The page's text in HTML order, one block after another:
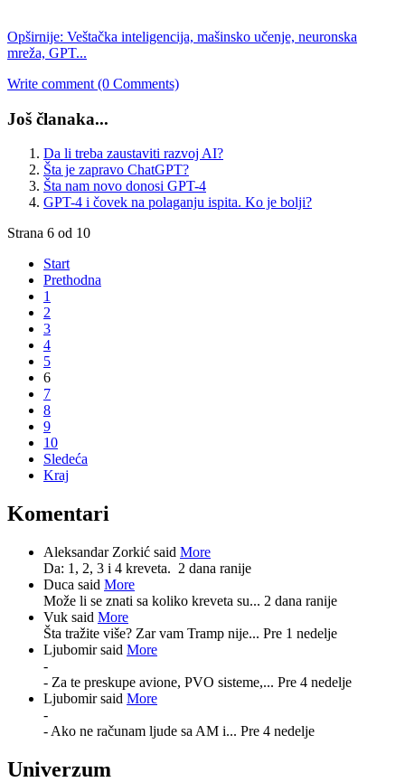
Opširnije: Veštačka inteligencija, mašinsko učenje, neuronska
mreža, GPT...
Write comment (0 Comments)
Još članaka...
Da li treba zaustaviti razvoj AI?
Šta je zapravo ChatGPT?
Šta nam novo donosi GPT-4
GPT-4 i čovek na polaganju ispita. Ko je bolji?
Strana 6 od 10
Start
Prethodna
1
2
3
4
5
6
7
8
9
10
Sledeća
Kraj
Komentari
Aleksandar Zorkić said More
Da: 1, 2, 3 i 4 kreveta. 2 dana ranije
Duca said More
Može li se znati sa koliko kreveta su... 2 dana ranije
Vuk said More
Šta tražite više? Zar vam Tramp nije... Pre 1 nedelje
Ljubomir said More
-
- Za te preskupe avione, PVO sisteme,... Pre 4 nedelje
Ljubomir said More
-
- Ako ne računam ljude sa AM i... Pre 4 nedelje
Univerzum